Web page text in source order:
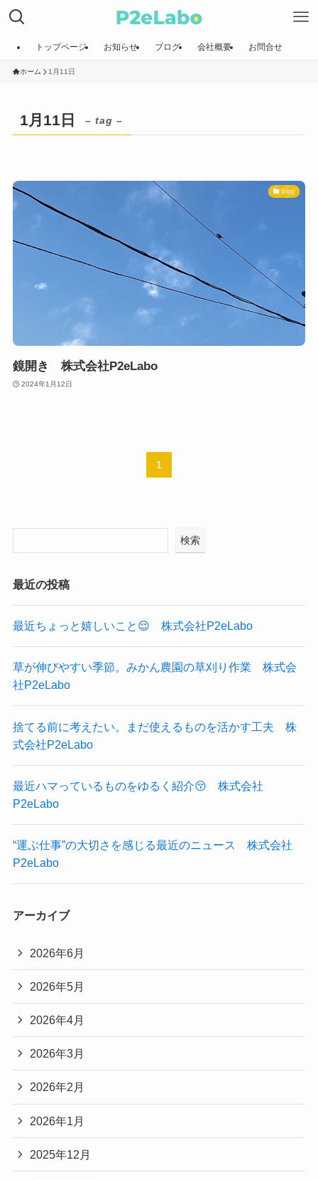
トップページ お知らせ ブログ 会社概要 お問合せ
ホーム 1月11日
1月11日 – tag –
blog
鏡開き 株式会社P2eLabo
2024年1月12日
1
検索
最近の投稿
最近ちょっと嬉しいこと😌 株式会社P2eLabo
草が伸びやすい季節。みかん農園の草刈り作業 株式会
社P2eLabo
捨てる前に考えたい。まだ使えるものを活かす工夫 株
式会社P2eLabo
最近ハマっているものをゆるく紹介😚 株式会社
P2eLabo
“運ぶ仕事”の大切さを感じる最近のニュース 株式会社
P2eLabo
アーカイブ
2026年6月
2026年5月
2026年4月
2026年3月
2026年2月
2026年1月
2025年12月